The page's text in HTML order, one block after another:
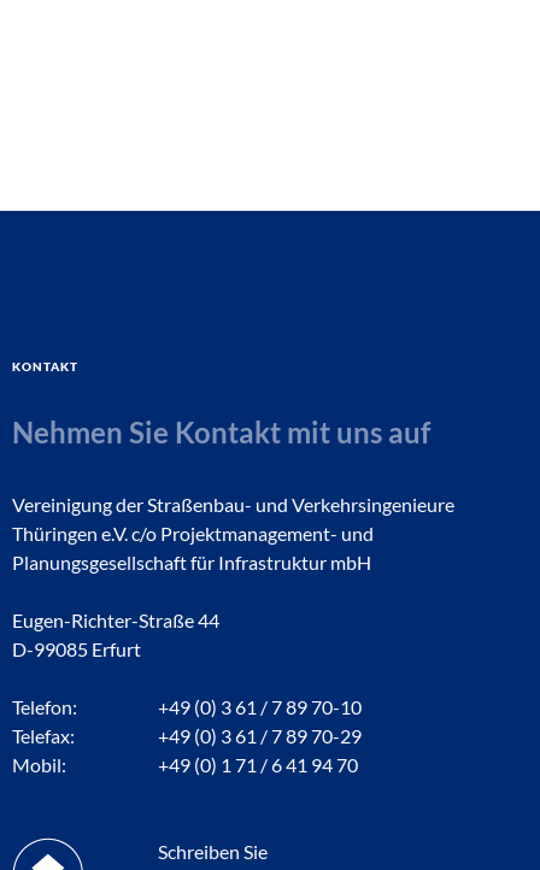
Kontakt
Nehmen Sie Kontakt mit uns auf
Vereinigung der Straßenbau- und Verkehrsingenieure
Thüringen e.V. c/o Projektmanagement- und
Planungsgesellschaft für Infrastruktur mbH
Eugen-Richter-Straße 44
D-99085 Erfurt
Telefon:
+49 (0) 3 61 / 7 89 70-10
Telefax:
+49 (0) 3 61 / 7 89 70-29
Mobil:
+49 (0) 1 71 / 6 41 94 70
Schreiben Sie